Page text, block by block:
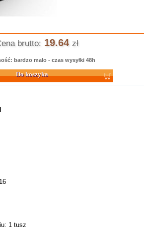
brutto: 19.64 zł
bardzo mało - czas wysyłki 48h
1 tusz